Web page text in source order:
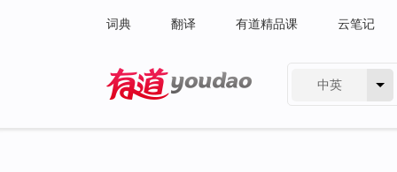
词典 翻译 有道精品课 云笔记
中英